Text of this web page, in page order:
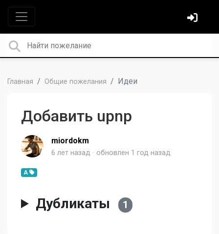
Главная Общие пожелания Идеи
Добавить upnp
miordokm
6 лет назад обновлен 1 год назад
A
Дубликаты 1